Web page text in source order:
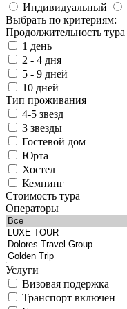
Индивидуальный
Выбрать по критериям:
Продолжительность тура
1 день
2 - 4 дня
5 - 9 дней
10 дней
Тип проживания
4-5 звезд
3 звезды
Гостевой дом
Юрта
Хостел
Кемпинг
Стоимость тура
Операторы
Услуги
Визовая подержка
Транспорт включен